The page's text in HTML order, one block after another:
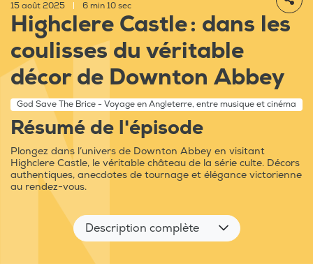
15 août 2025 6 min 10 sec
Highclere Castle : dans les
coulisses du véritable
décor de Downton Abbey
God Save The Brice - Voyage en Angleterre, entre musique et cinéma
Résumé de l'épisode
Plongez dans l’univers de Downton Abbey en visitant
Highclere Castle, le véritable château de la série culte. Décors
authentiques, anecdotes de tournage et élégance victorienne
au rendez-vous.
Description complète